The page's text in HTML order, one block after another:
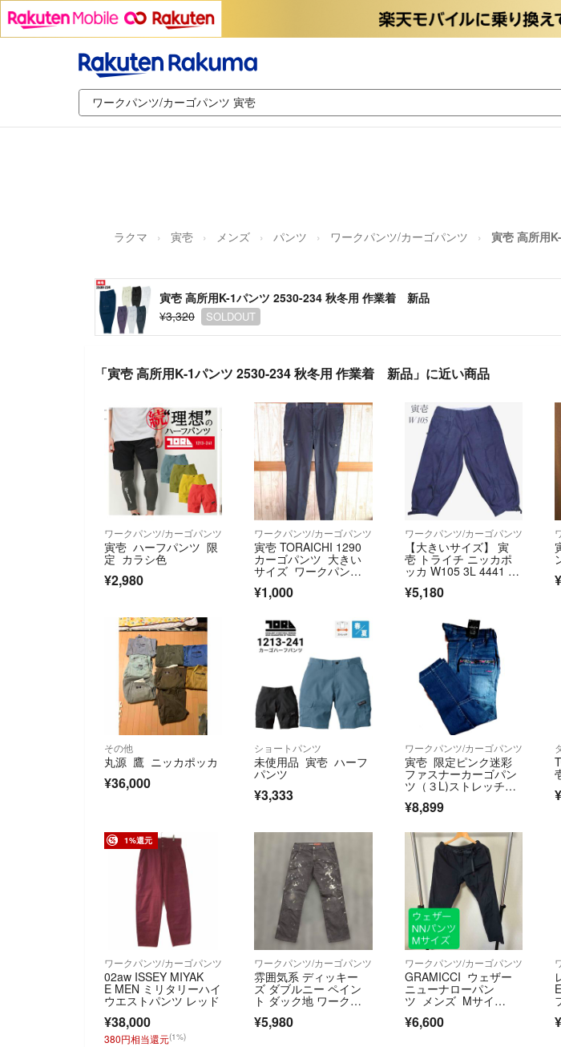
ラクマ 寅壱 メンズ パンツ ワークパンツ/カーゴパンツ 寅壱 高所用
寅壱 高所用K-1パンツ 2530-234 秋冬用 作業着 新品
¥3,320
SOLDOUT
「寅壱 高所用K-1パンツ 2530-234 秋冬用 作業着 新品」に近い商品
ワークパンツ/カーゴパンツ
寅壱 ハーフパンツ 限
定 カラシ色
¥2,980
ワークパンツ/カーゴパンツ
寅壱 TORAICHI 1290
カーゴパンツ 大きい
サイズ ワークパン
ツ 訳あり
¥1,000
ワークパンツ/カーゴパンツ
【大きいサイズ】 寅
壱 トライチ ニッカポ
ッカ W105 3L 4441 作
業着
¥5,180
その他
丸源 鷹 ニッカポッカ
¥36,000
ショートパンツ
未使用品 寅壱 ハーフ
パンツ
¥3,333
ワークパンツ/カーゴパンツ
寅壱 限定ピンク迷彩
ファスナーカーゴパン
ツ（３L)ストレッチヒ
¥8,899
1%還元
ワークパンツ/カーゴパンツ
02aw ISSEY MIYAK
E MEN ミリタリーハイ
ウエストパンツ レッド
¥38,000
380円相当還元(1%)
ワークパンツ/カーゴパンツ
雰囲気系 ディッキー
ズ ダブルニー ペイン
ト ダック地 ワークパ
レート W32 L30
¥5,980
ワークパンツ/カーゴパンツ
GRAMICCI ウェザー
ニューナローパン
ツ メンズ Mサイ
¥6,600